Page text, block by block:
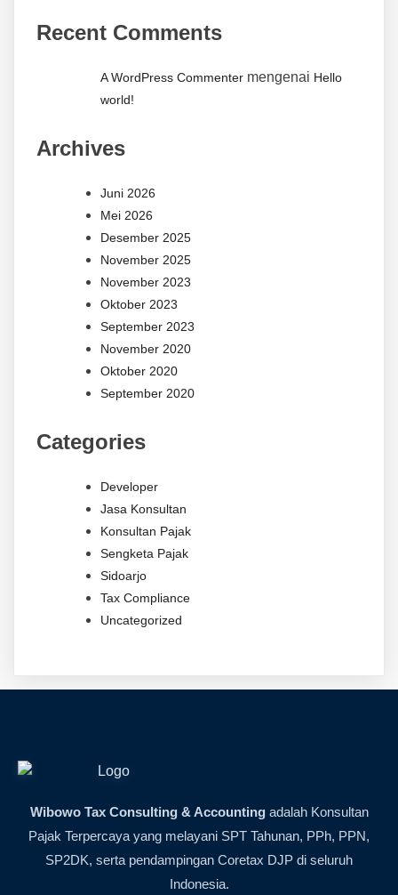
Recent Comments
A WordPress Commenter mengenai Hello
world!
Archives
Juni 2026
Mei 2026
Desember 2025
November 2025
November 2023
Oktober 2023
September 2023
November 2020
Oktober 2020
September 2020
Categories
Developer
Jasa Konsultan
Konsultan Pajak
Sengketa Pajak
Sidoarjo
Tax Compliance
Uncategorized
Wibowo Tax Consulting & Accountingadalah Konsultan
Pajak Terpercaya yang melayani SPT Tahunan, PPh, PPN,
SP2DK, serta pendampingan Coretax DJP di seluruh
Indonesia.